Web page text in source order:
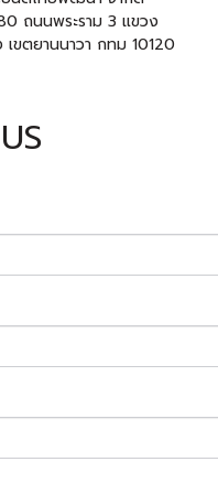
ถนนพระราม 3 แขวง
ขตยานนาวา กทม 10120